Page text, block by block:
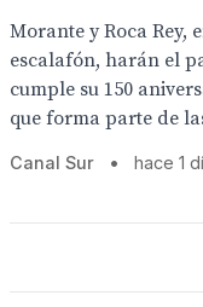
Morante y Roca Rey,
escalafón, harán el
cumple su 150
que forma parte de
Canal Sur • hace 1